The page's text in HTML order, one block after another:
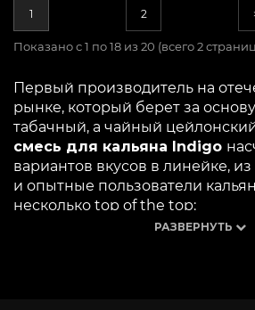
1 2
Показано с 1 по 18 из 20 (всего 2
Первый производитель на
рынке, который берет за
табачный, а чайный
смесь для кальяна Indigo
вариантов вкусов в линейке,
и опытные пользователи
несколько top of the top:
– свежая
РАЗВЕРНУТЬ